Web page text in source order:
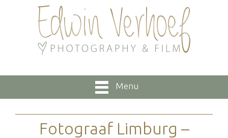
Menu
Fotograaf Limburg –